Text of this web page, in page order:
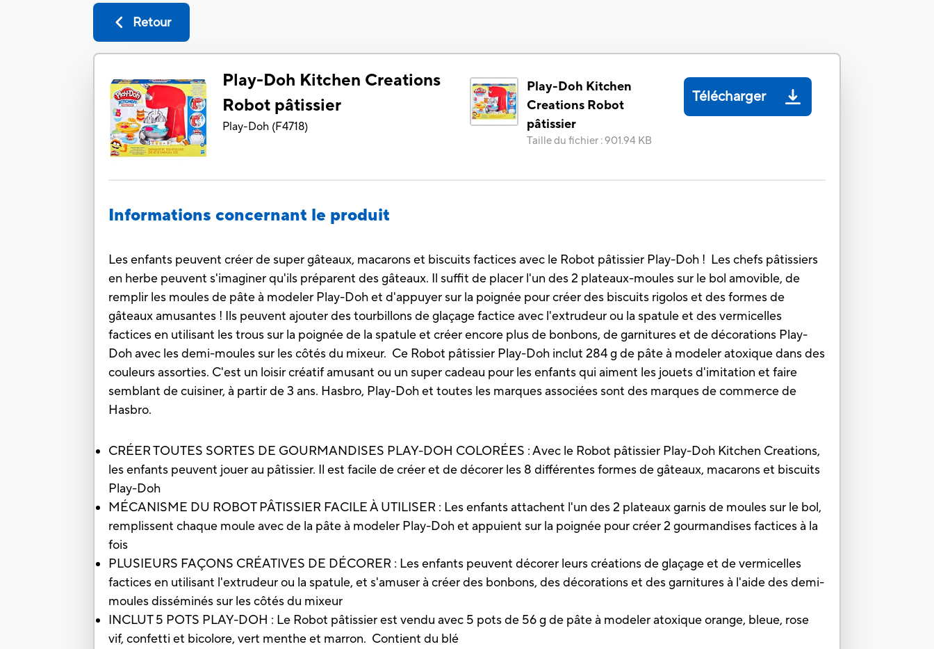
Retour
Play-Doh Kitchen Creations
Robot pâtissier
Play-Doh (F4718)
Play-Doh Kitchen
Creations Robot
pâtissier
Taille du fichier :901.94 KB
Télécharger
Informations concernant le produit
Les enfants peuvent créer de super gâteaux, macarons et biscuits factices avec le Robot pâtissier Play-Doh ! Les chefs pâtissiers
en herbe peuvent s'imaginer qu'ils préparent des gâteaux. Il suffit de placer l'un des 2 plateaux-moules sur le bol amovible, de
remplir les moules de pâte à modeler Play-Doh et d'appuyer sur la poignée pour créer des biscuits rigolos et des formes de
gâteaux amusantes ! Ils peuvent ajouter des tourbillons de glaçage factice avec l'extrudeur ou la spatule et des vermicelles
factices en utilisant les trous sur la poignée de la spatule et créer encore plus de bonbons, de garnitures et de décorations Play-
Doh avec les demi-moules sur les côtés du mixeur. Ce Robot pâtissier Play-Doh inclut 284 g de pâte à modeler atoxique dans des
couleurs assorties. C'est un loisir créatif amusant ou un super cadeau pour les enfants qui aiment les jouets d'imitation et faire
semblant de cuisiner, à partir de 3 ans. Hasbro, Play-Doh et toutes les marques associées sont des marques de commerce de
Hasbro.
CRÉER TOUTES SORTES DE GOURMANDISES PLAY-DOH COLORÉES : Avec le Robot pâtissier Play-Doh Kitchen Creations,
les enfants peuvent jouer au pâtissier. Il est facile de créer et de décorer les 8 différentes formes de gâteaux, macarons et biscuits
Play-Doh
MÉCANISME DU ROBOT PÂTISSIER FACILE À UTILISER : Les enfants attachent l'un des 2 plateaux garnis de moules sur le bol,
remplissent chaque moule avec de la pâte à modeler Play-Doh et appuient sur la poignée pour créer 2 gourmandises factices à la
fois
PLUSIEURS FAÇONS CRÉATIVES DE DÉCORER : Les enfants peuvent décorer leurs créations de glaçage et de vermicelles
factices en utilisant l'extrudeur ou la spatule, et s'amuser à créer des bonbons, des décorations et des garnitures à l'aide des demi-
moules disséminés sur les côtés du mixeur
INCLUT 5 POTS PLAY-DOH : Le Robot pâtissier est vendu avec 5 pots de 56 g de pâte à modeler atoxique orange, bleue, rose
vif, confetti et bicolore, vert menthe et marron. Contient du blé